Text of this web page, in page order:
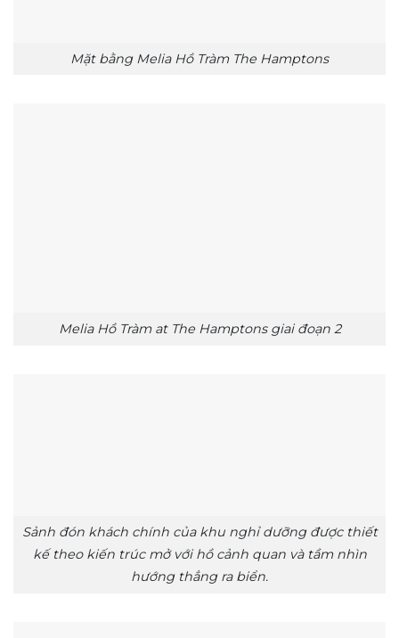
Mặt bằng Melia Hồ Tràm The Hamptons
Melia Hồ Tràm at The Hamptons giai đoạn 2
Sảnh đón khách chính của khu nghỉ dưỡng được thiết
kế theo kiến trúc mở với hồ cảnh quan và tầm nhìn
hướng thẳng ra biển.